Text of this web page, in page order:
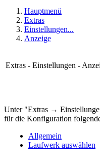
Hauptmenü
Extras
Einstellungen...
Anzeige
Extras - Einstellungen -
Unter "Extras →
für die Konfiguration
Allgemein
Laufwerk auswählen